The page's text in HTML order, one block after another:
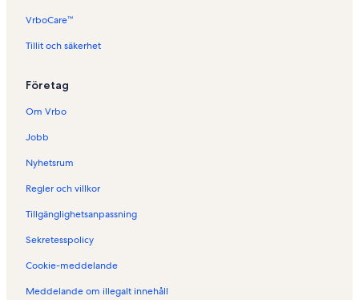
VrboCare™
Tillit och säkerhet
Företag
Om Vrbo
Jobb
Nyhetsrum
Regler och villkor
Tillgänglighetsanpassning
Sekretesspolicy
Cookie-meddelande
Meddelande om illegalt innehåll